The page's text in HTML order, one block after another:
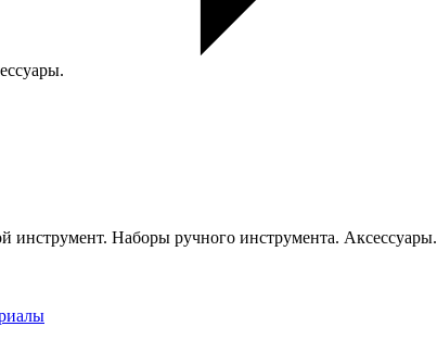
инструмент. Наборы ручного инструмента. Аксессуары.